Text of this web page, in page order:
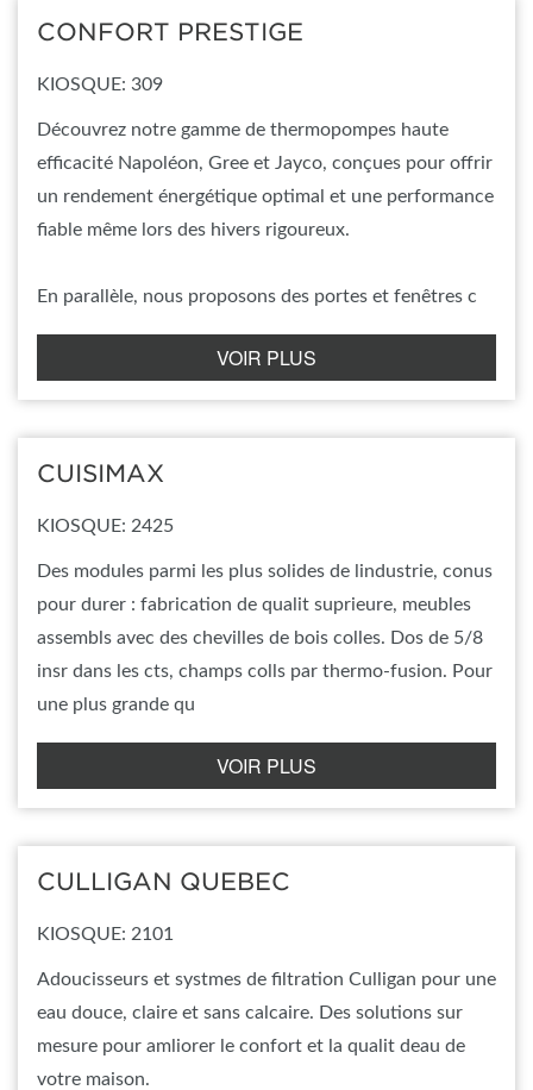
CONFORT PRESTIGE
KIOSQUE: 309
Découvrez notre gamme de thermopompes haute
efficacité Napoléon, Gree et Jayco, conçues pour offrir
un rendement énergétique optimal et une performance
fiable même lors des hivers rigoureux.
En parallèle, nous proposons des portes et fenêtres c
VOIR PLUS
CUISIMAX
KIOSQUE: 2425
Des modules parmi les plus solides de lindustrie, conus
pour durer : fabrication de qualit suprieure, meubles
assembls avec des chevilles de bois colles. Dos de 5/8
insr dans les cts, champs colls par thermo-fusion. Pour
une plus grande qu
VOIR PLUS
CULLIGAN QUEBEC
KIOSQUE: 2101
Adoucisseurs et systmes de filtration Culligan pour une
eau douce, claire et sans calcaire. Des solutions sur
mesure pour amliorer le confort et la qualit deau de
votre maison.